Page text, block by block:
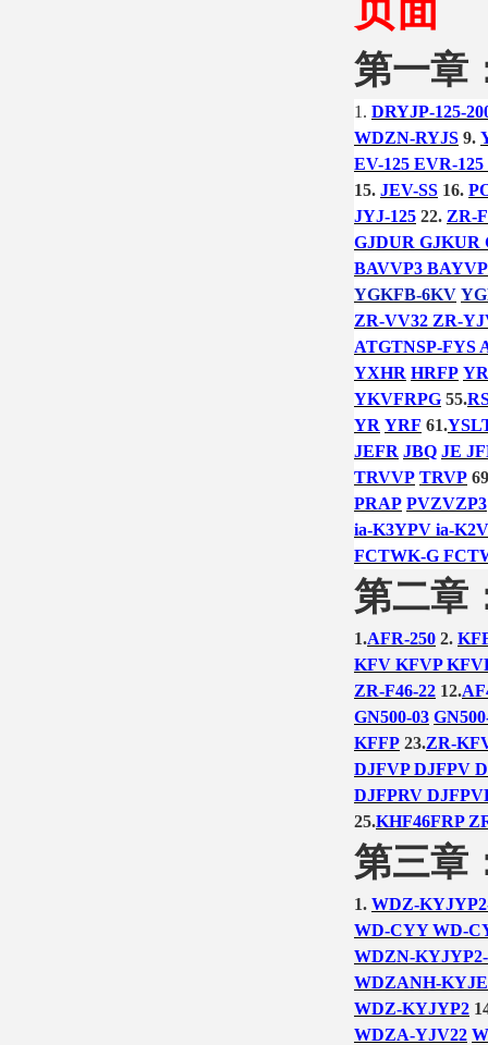
页面
第一章
1. DRYJP-125-
WDZN-RYJS 9.
EV-125 EVR-
15. JEV-SS 16.
JYJ-125 22. ZR-
GJDUR GJKUR
BAVVP3
YGKFB-6KV
ZR-VV32 ZR-
ATGTNSP-FYS
YXHR HRFP
YKVFRPG 55.
YR YRF 61.
JEFR JBQ JE
TRVVP TRVP
PRAP PVZVZP3
ia-K3YPV ia-
FCTWK-G
第二章
1.AFR-250 2.
KFV KFVP
ZR-F46-22 12.
GN500-03
KFFP 23.ZR-
DJFVP DJFPV
DJFPRV
25.KHF46FRP
第三章
1. WDZ-
WD-CYY WD-
WDZN-
WDZANH-
WDZ-KYJYP2
WDZA-YJV22